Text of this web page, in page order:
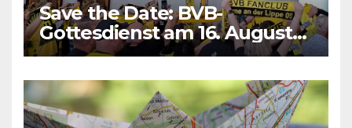
Save the Date: BVB-
Gottesdienst am 16. August
2026